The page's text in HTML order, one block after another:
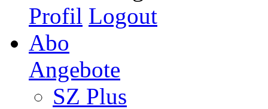
Profil Logout
Abo
Angebote
SZ Plus